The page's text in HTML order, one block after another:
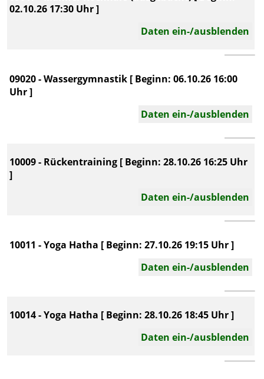
02.10.26 17:30 Uhr ]
Daten ein-/ausblenden
09020 - Wassergymnastik [ Beginn: 06.10.26 16:00
Uhr ]
Daten ein-/ausblenden
10009 - Rückentraining [ Beginn: 28.10.26 16:25 Uhr
]
Daten ein-/ausblenden
10011 - Yoga Hatha [ Beginn: 27.10.26 19:15 Uhr ]
Daten ein-/ausblenden
10014 - Yoga Hatha [ Beginn: 28.10.26 18:45 Uhr ]
Daten ein-/ausblenden